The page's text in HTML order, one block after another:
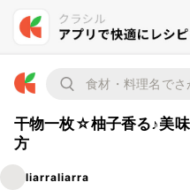
干物一枚☆柚子香る♪美
方
liarraliarra